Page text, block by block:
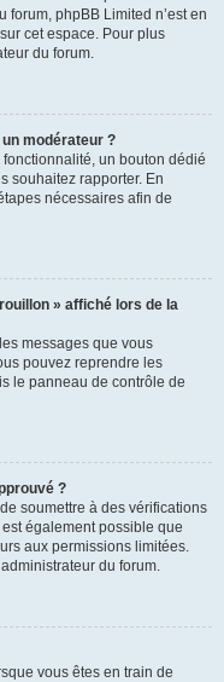
forum, phpBB Limited n’est en
cet espace. Pour plus
du forum.
modérateur ?
un bouton dédié
souhaitez rapporter. En
nécessaires afin de
» affiché lors de la
messages que vous
pouvez reprendre les
le panneau de contrôle de
?
soumettre à des vérifications
également possible que
aux permissions limitées.
du forum.
vous êtes en train de